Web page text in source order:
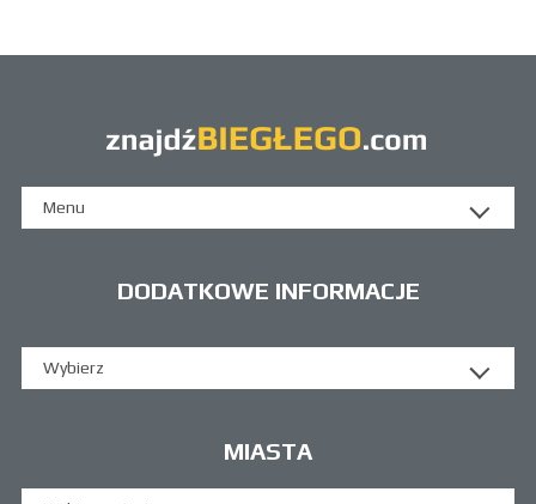
Menu
DODATKOWE INFORMACJE
Wybierz
MIASTA